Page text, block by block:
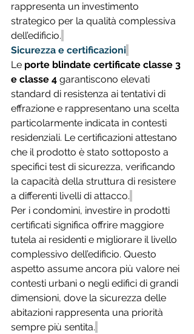
rappresenta un investimento
strategico per la qualità complessiva
dell’edificio.
Sicurezza e certificazioni
Le porte blindate certificate classe 3
e classe 4 garantiscono elevati
standard di resistenza ai tentativi di
effrazione e rappresentano una scelta
particolarmente indicata in contesti
residenziali. Le certificazioni attestano
che il prodotto è stato sottoposto a
specifici test di sicurezza, verificando
la capacità della struttura di resistere
a differenti livelli di attacco.
Per i condomini, investire in prodotti
certificati significa offrire maggiore
tutela ai residenti e migliorare il livello
complessivo dell’edificio. Questo
aspetto assume ancora più valore nei
contesti urbani o negli edifici di grandi
dimensioni, dove la sicurezza delle
abitazioni rappresenta una priorità
sempre più sentita.